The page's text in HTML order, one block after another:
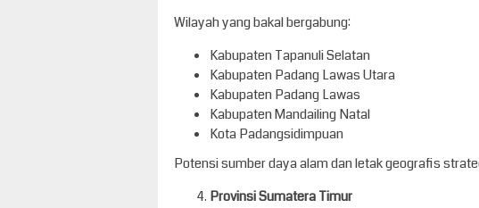
Wilayah yang bakal bergabung:
Kabupaten Tapanuli Selatan
Kabupaten Padang Lawas Utara
Kabupaten Padang Lawas
Kabupaten Mandailing Natal
Kota Padangsidimpuan
Potensi sumber daya alam dan letak geografis
Provinsi Sumatera Timur